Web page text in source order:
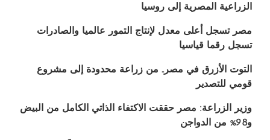
الزراعية المصرية إلى روسيا
مصر تسجل أعلى معدل لإنتاج التمور عالميا والصادرات
تسجل رقما قياسيا
التوت الأزرق في مصر.. من زراعة محدودة إلى مشروع
قومي للتصدير
وزير الزراعة: مصر حققت الاكتفاء الذاتي الكامل من البيض
و98% من الدواجن